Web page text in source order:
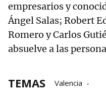
empresarios y
Ángel Salas; Robert
Romero y Carlos
absuelve a las
TEMAS
Valencia